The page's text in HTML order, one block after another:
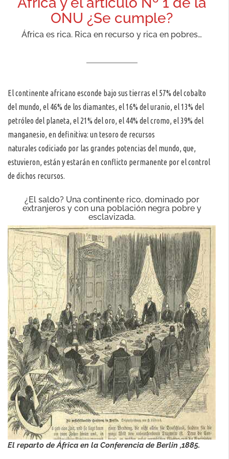
ONU ¿Se cumple?
África es rica. Rica en recurso y rica en pobres…
El continente africano esconde bajo sus tierras el 57% del cobalto
del mundo, el 46% de los diamantes, el 16% del uranio, el 13% del
petróleo del planeta, el 21% del oro, el 44% del cromo, el 39% del
manganesio, en definitiva: un tesoro de recursos
naturales codiciado por las grandes potencias del mundo, que,
estuvieron, están y estarán en conflicto permanente por el control
de dichos recursos.
¿El saldo? Una continente rico, dominado por
extranjeros y con una población negra pobre y
esclavizada.
El reparto de África en la Conferencia de Berlin ,1885.